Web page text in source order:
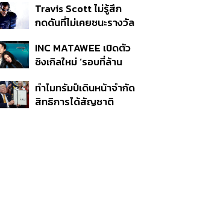
ดูแล-คุมเข้มคัดกรองสิ่ง
ผิดกฎหมาย
Travis Scott ไม่รู้สึก
กดดันที่ไม่เคยชนะรางวัล
แล้ว 10 ครั้ง
INC MATAWEE เปิดตัว
ซิงเกิลใหม่ ‘รอบที่ล้าน
มาแสดงในมิวสิกวิดีโอ
ทำไมทรัมป์เดินหน้าจำกัด
สิทธิการได้สัญชาติ